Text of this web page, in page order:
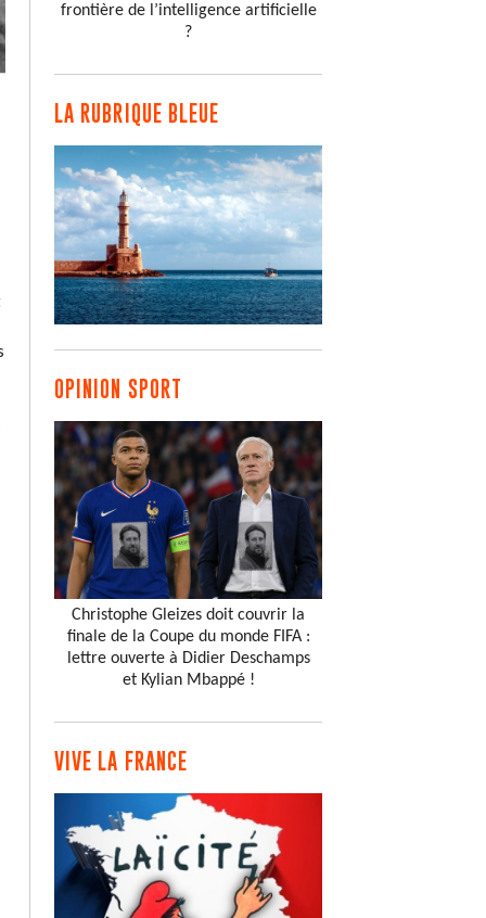
frontière de l’intelligence artificielle
?
LA RUBRIQUE BLEUE
OPINION SPORT
Christophe Gleizes doit couvrir la
finale de la Coupe du monde FIFA :
lettre ouverte à Didier Deschamps
et Kylian Mbappé !
VIVE LA FRANCE